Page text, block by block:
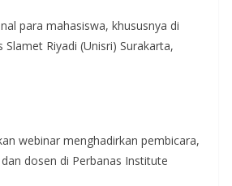
para mahasiswa, khususnya di
Riyadi (Unisri) Surakarta,
webinar menghadirkan pembicara,
dosen di Perbanas Institute